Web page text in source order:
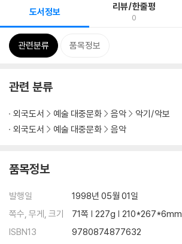
도서정보 리뷰/한줄평
0
관련분류 품목정보
관련 분류
외국도서 예술 대중문화 음악
악기/악보
외국도서
예술 대중문화 음악
품목정보
발행일
1998년 05월 01일
쪽수, 무게, 크기
71쪽 | 227g | 210*267*6mm
ISBN13
9780874877632